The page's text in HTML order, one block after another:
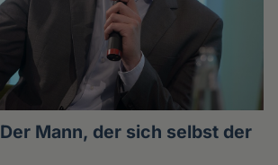
Mann, der sich selbst der